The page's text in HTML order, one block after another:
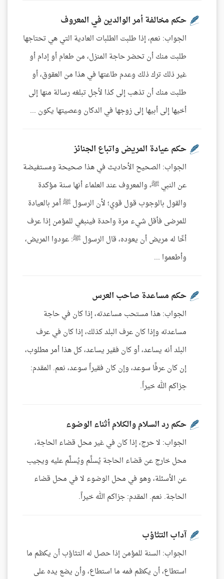
حكم مخالفة أمر الوالدين في المعروف
الجواب: نعم، إذا طلبت الطلبات العادية التي هي تحتاجها
طلبت منك أن تحضر حاجة المنزل، من طعام أو إدام أو
غير ذلك ترك ذلك وعدم طاعتها في هذا من العقوق، أو
طلبت منك أن تذهب إلى كذا لأجل تبلغه رسالة منها إلى
أخيها إلى أبيها إلى زوجها في الدكان وعصيتها يكون ...
حكم عيادة المريض واتباع الجنائز
الجواب: الصحيح الأحاديث في هذا صحيحة ومستفيضة
عن النبي ﷺ، والمعروف عند العلماء أنها سنة مؤكدة
والقول بالوجوب قول قوي؛ لأن الرسول ﷺ أمر بالعيادة
للمرضى فأقل شيء مرة واحدة فينبغي للمؤمن إذا عرف
أخًا له مريض أن يعوده، قال الرسول ﷺ: عودوا المريض،
وأطعموا ...
حكم مساعدة صاحب العرس
الجواب: هذا مستحب مساعدته، إذا كان في حاجة
مساعدته وإذا كان عرف البلد كذلك، إذا كان في عرف
البلد أنه يساعد، أو كان فقير يساعد، كل هذا أمر مطلوب،
إن كان عرفًا سوعد، وإن كان فقيراً سوعد، نعم. المقدم:
جزاكم الله خيراً.
حكم رد السلام والكلام أثناء الوضوء
الجواب: لا حرج، إذا كان في غير محل قضاء الحاجة،
محل خارج عن قضاء الحاجة يُسلِّم ويُسلَّم عليه ويجيب
عن الأسئلة، وهو في محل الوضوء لا في محل قضاء
الحاجة. نعم. المقدم: جزاكم الله خيراً.
آداب التثاؤب
الجواب: السنة للمؤمن إذا حصل له التثاؤب أن يكظم ما
استطاع، أن يكظم فمه ما استطاع، وأن يضع يده على